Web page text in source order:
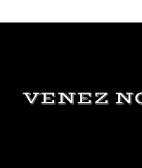
VENEZ